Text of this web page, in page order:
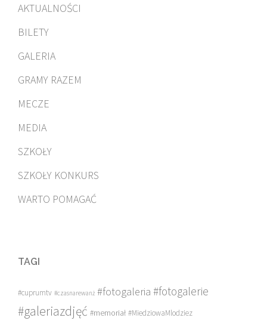
AKTUALNOŚCI
BILETY
GALERIA
GRAMY RAZEM
MECZE
MEDIA
SZKOŁY
SZKOŁY KONKURS
WARTO POMAGAĆ
TAGI
#cuprumtv #czasnarewanż #fotogaleria #fotogalerie
#galeriazdjęć #memoriał #MiedziowaMlodziez